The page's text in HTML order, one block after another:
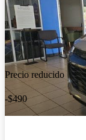
Precio reducido
-$490